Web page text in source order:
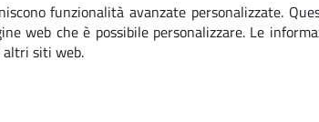
funzionalità avanzate personalizzate.
web che è possibile personalizzare. Le
altri siti web.